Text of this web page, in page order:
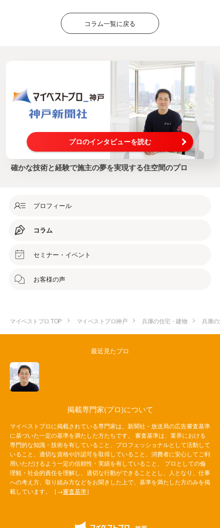
コラム一覧に戻る
プロのインタビューを読む
確かな技術と経験で施主の夢を実現する住空間のプロ
プロフィール
コラム
セミナー・イベント
お客様の声
マイベストプロ TOP マイベストプロ神戸 兵庫の住宅・建物 兵庫
最近見たプロ
掲載専門家(プロ)について
マイベストプロに掲載されている専門家は、新聞社・放送局の広告審査基準
に基づいた一定の基準を満たした方たちです。 審査基準は、業界における
専門的な知識・技術を有していること、プロフェッショナルとして活動して
いること、適切な資格や許認可を取得していること、消費者に安心してご利
用いただけるよう一定の信頼性・実績を有していること、 プロとしての倫
理観・社会的責任を理解し、適切な行動ができることとし、人となり、仕事
への考え方、取り組み方などをお聞きした上で、基準を満たした方のみを掲
載しています。［→審査基準］